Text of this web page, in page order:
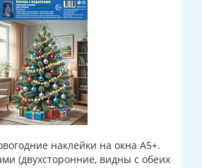
наклейки на окна А5+.
(двухсторонние, видны с обеих